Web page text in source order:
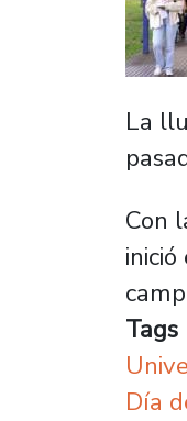
La
Con
Tags
Día